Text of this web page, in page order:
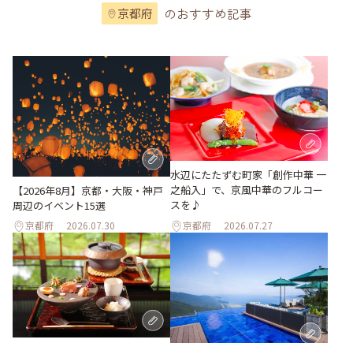
京都府 のおすすめ記事
【2026年8月】京都・大阪・神戸
周辺のイベント15選
京都府 2026.07.30
水辺にたたずむ町家「創作中華 一
之船入」で、京風中華のフルコー
スを♪
京都府 2026.07.27